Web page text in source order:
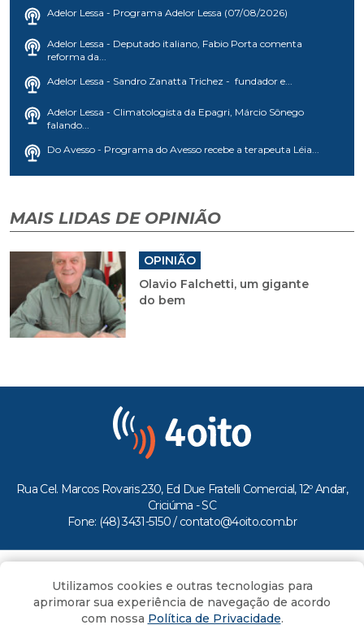
Adelor Lessa - Programa Adelor Lessa (07/08/2026)
Adelor Lessa - Deputado italiano, Fabio Porta comenta
reforma da...
Adelor Lessa - Sandro Zanatta Trichez - fundador e...
Adelor Lessa - Climatologista da Epagri, Márcio Sônego
falando...
Do Avesso - Programa do Avesso recebe a terapeuta Léia...
MAIS LIDAS DE OPINIÃO
OPINIÃO
Olavio Falchetti, um gigante
do bem
Rua Cel. Marcos Rovaris 230, Ed Due Fratelli Comercial, 12º Andar,
Criciúma - SC
Fone: (48) 3431-5150 / contato@4oito.com.br
Todos os direitos reservados ao Portal 4oito
Utilizamos cookies e outras tecnologias para
aprimorar sua experiência de navegação de acordo
com nossa Política de Privacidade.